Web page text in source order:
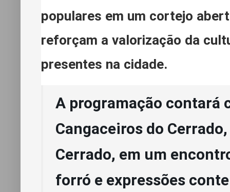
populares em um cortejo
reforçam a valorização da
presentes na cidade.
A programação contará
Cangaceiros do
Cerrado, em um
forró e expressões